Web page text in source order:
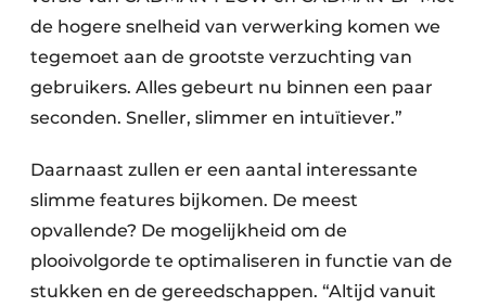
de hogere snelheid van verwerking komen we
tegemoet aan de grootste verzuchting van
gebruikers. Alles gebeurt nu binnen een paar
seconden. Sneller, slimmer en intuïtiever.”
Daarnaast zullen er een aantal interessante
slimme features bijkomen. De meest
opvallende? De mogelijkheid om de
plooivolgorde te optimaliseren in functie van de
stukken en de gereedschappen. “Altijd vanuit